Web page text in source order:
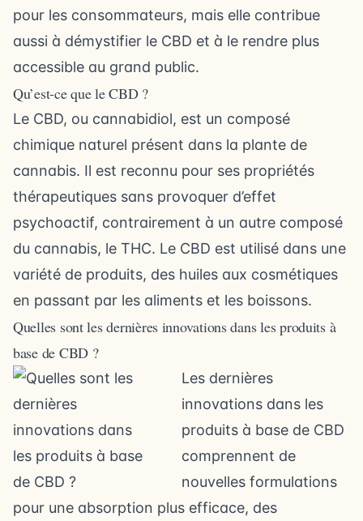
pour les consommateurs, mais elle contribue
aussi à démystifier le CBD et à le rendre plus
accessible au grand public.
Qu’est-ce que le CBD ?
Le CBD, ou cannabidiol, est un composé
chimique naturel présent dans la plante de
cannabis. Il est reconnu pour ses propriétés
thérapeutiques sans provoquer d’effet
psychoactif, contrairement à un autre composé
du cannabis, le THC. Le CBD est utilisé dans une
variété de produits, des huiles aux cosmétiques
en passant par les aliments et les boissons.
Quelles sont les dernières innovations dans les produits à
base de CBD ?
Les dernières
innovations dans les
produits à base de CBD
comprennent de
nouvelles formulations
pour une absorption plus efficace, des